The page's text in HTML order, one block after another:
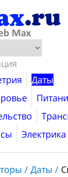
Даты
Электрика
/Даты /